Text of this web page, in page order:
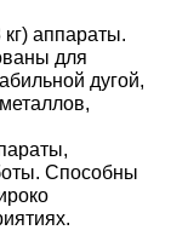
аппараты.
для
дугой,
Способны